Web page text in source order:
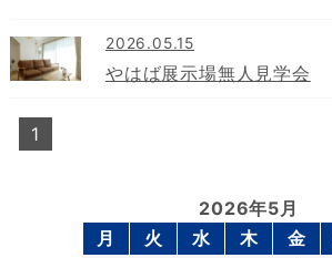
2026.05.15
やはば展示場無人見学会
1
2026年5月
月
火 水 木 金